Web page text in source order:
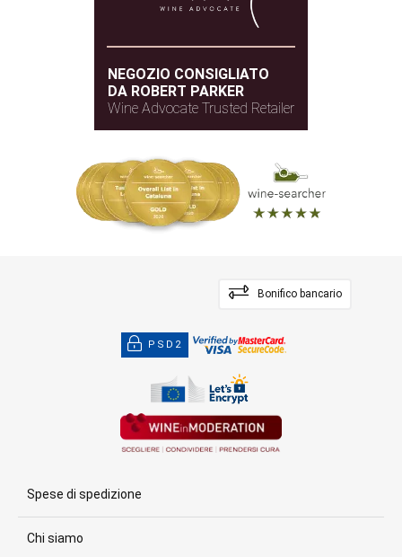
NEGOZIO CONSIGLIATO
DA ROBERT PARKER
Wine Advocate Trusted Retailer
Bonifico bancario
PSD2
Spese di spedizione
Chi siamo